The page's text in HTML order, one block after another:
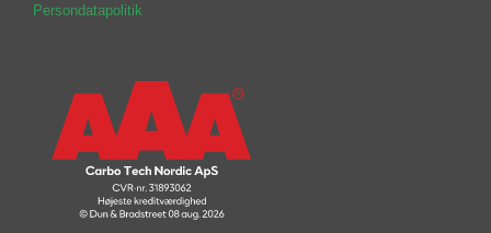
Persondatapolitik